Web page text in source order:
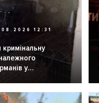
12:31
кримінальну
у